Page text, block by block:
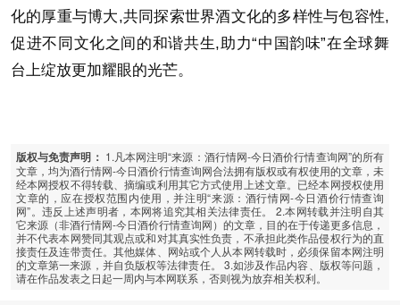
化的厚重与博大,共同探索世界酒文化的多样性与包容性,
促进不同文化之间的和谐共生,助力“中国韵味”在全球舞
台上绽放更加耀眼的光芒。
版权与免责声明： 1.凡本网注明“来源：酒行情网-今日酒价行情查询网”的所有
文章，均为酒行情网-今日酒价行情查询网合法拥有版权或有权使用的文章，未
经本网授权不得转载、摘编或利用其它方式使用上述文章。已经本网授权使用
文章的，应在授权范围内使用，并注明“来源：酒行情网-今日酒价行情查询
网”。违反上述声明者，本网将追究其相关法律责任。 2.本网转载并注明自其
它来源（非酒行情网-今日酒价行情查询网）的文章，目的在于传递更多信息，
并不代表本网赞同其观点或和对其真实性负责，不承担此类作品侵权行为的直
接责任及连带责任。其他媒体、网站或个人从本网转载时，必须保留本网注明
的文章第一来源，并自负版权等法律责任。 3.如涉及作品内容、版权等问题，
请在作品发表之日起一周内与本网联系，否则视为放弃相关权利。